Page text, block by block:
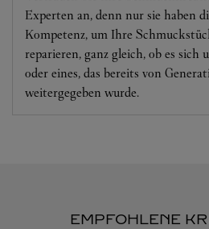
Experten an, denn nur sie haben
Kompetenz, um Ihre
reparieren, ganz gleich, ob es sich
oder eines, das bereits von
weitergegeben wurde.
EMPFOHLENE